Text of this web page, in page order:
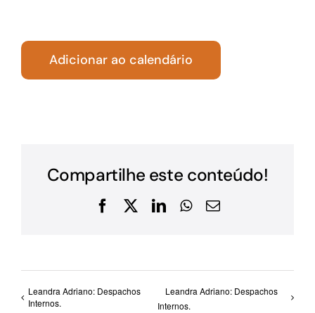
Adicionar ao calendário
Compartilhe este conteúdo!
Facebook
X LinkedInWhatsApp
E-
Leandra Adriano: Despachos
Internos.
Leandra Adriano: Despachos
Internos.